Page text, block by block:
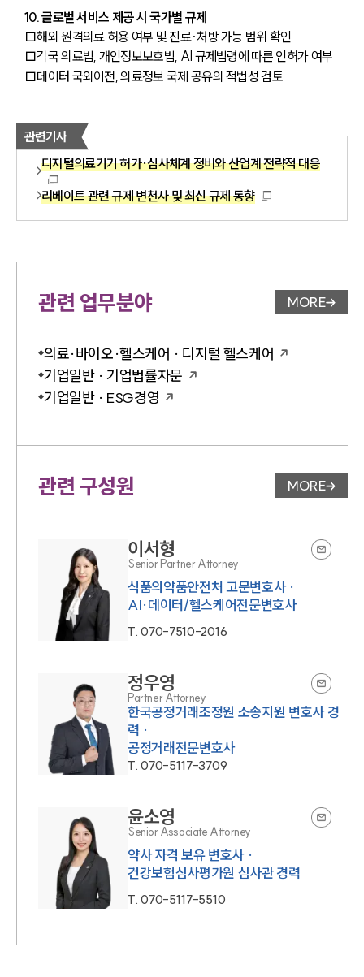
10. 글로벌 서비스 제공 시 국가별 규제
□해외 원격의료 허용 여부 및 진료·처방 가능 범위 확인
□각국 의료법, 개인정보보호법, AI 규제법령에 따른 인허가 여부
□데이터 국외이전, 의료정보 국제 공유의 적법성 검토
관련기사
디지털의료기기 허가·심사체계 정비와 산업계 전략적 대응
리베이트 관련 규제 변천사 및 최신 규제 동향
관련 업무분야 업무분야
MORE
의료·바이오·헬스케어 · 디지털 헬스케어
기업일반 · 기업법률자문
기업일반 · ESG경영
관련 구성원 변호사 페
MORE
이서형
Senior Partner Attorney
식품의약품안전처 고문변호사 ·
AI·데이터/헬스케어전문변호사
T.070-7510-2016
정우영
Partner Attorney
한국공정거래조정원 소송지원 변호사 경
력 ·
공정거래전문변호사
T.070-5117-3709
윤소영
Senior Associate Attorney
약사 자격 보유 변호사 ·
건강보험심사평가원 심사관 경력
T.070-5117-5510